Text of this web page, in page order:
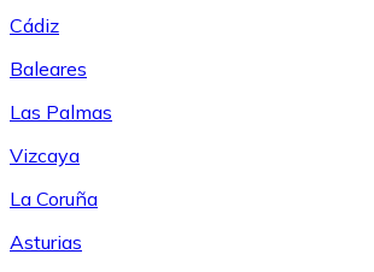
Cádiz
Baleares
Las Palmas
Vizcaya
La Coruña
Asturias